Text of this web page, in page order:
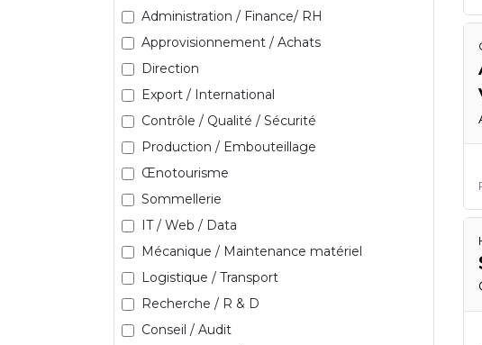
Administration / Finance/ RH
Approvisionnement / Achats
Direction
Export / International
Contrôle / Qualité / Sécurité
Production / Embouteillage
Œnotourisme
Sommellerie
IT / Web / Data
Mécanique / Maintenance matériel
Logistique / Transport
Recherche / R & D
Conseil / Audit